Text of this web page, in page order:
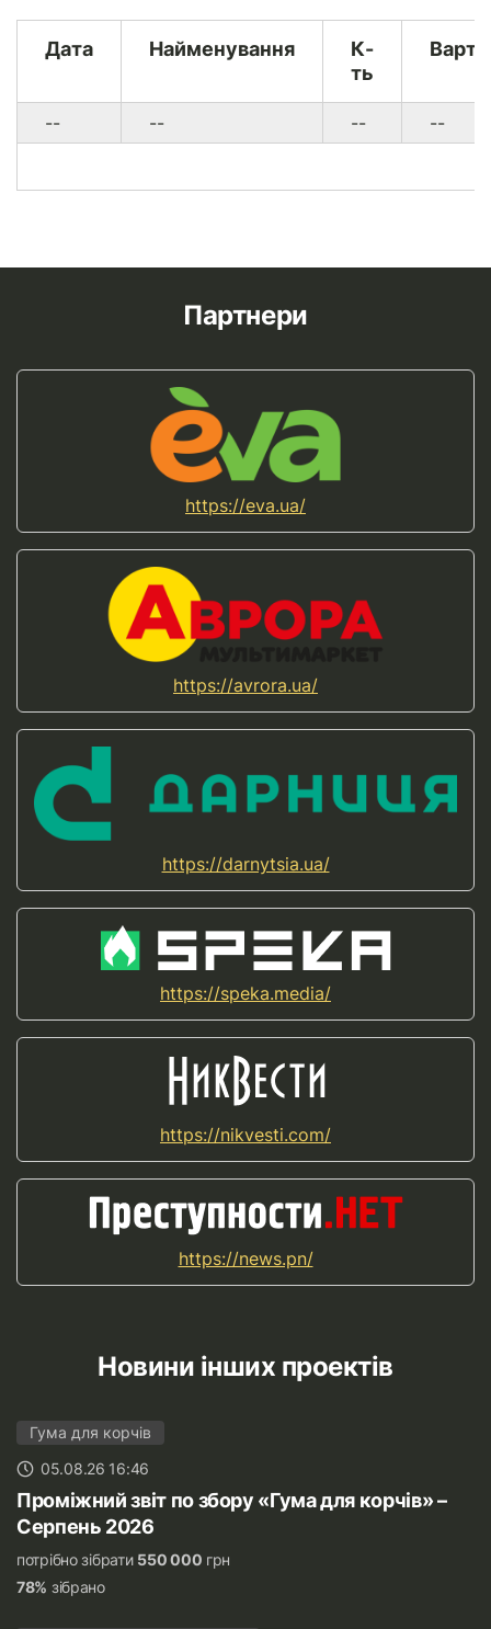
Дата Найменування
К-
ть
-- -- -- --
Партнери
https://eva.ua/
https://avrora.ua/
https://darnytsia.ua/
https://speka.media/
https://nikvesti.com/
https://news.pn/
Новини інших проектів
Гума для корчів
05.08.26 16:46
Проміжний звіт по збору «Гума для корчів» –
Серпень 2026
потрібно зібрати 550 000 грн
78% зібрано